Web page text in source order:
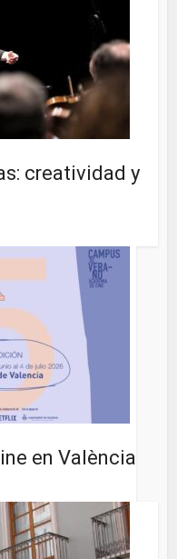
creatividad y
en València